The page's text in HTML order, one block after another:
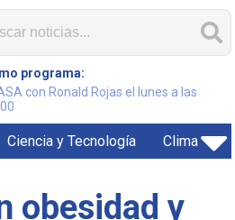
programa:
con Ronald Rojas el lunes a las
Ciencia y Tecnología Clima
obesidad y